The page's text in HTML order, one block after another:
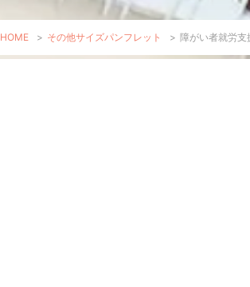
HOME > その他サイズパンフレット > 障がい者就労